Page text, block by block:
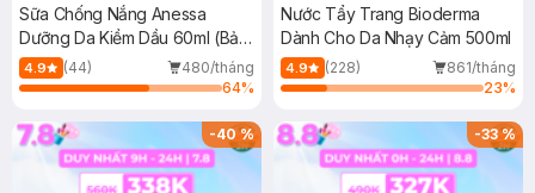
Sữa Chống Nắng Anessa
Dưỡng Da Kiềm Dầu 60ml (Bản
Mới)
4.9 (44)
480/tháng
64%
Nước Tẩy Trang Bioderma
Dành Cho Da Nhạy Cảm 500ml
4.9 (228)
861/tháng
23%
-40% -33%